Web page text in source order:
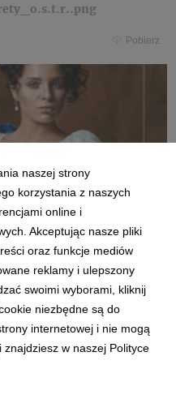
Pobierz
naszej strony
korzystania z naszych
online i
Akceptując nasze pliki
oraz funkcje mediów
reklamy i ulepszony
swoimi wyborami, kliknij
niezbędne są do
internetowej i nie mogą
w naszej Polityce